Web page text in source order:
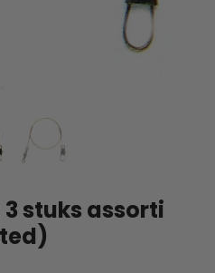
stuks assorti